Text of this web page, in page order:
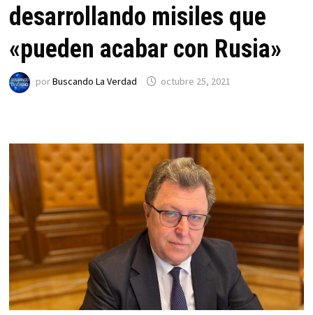
desarrollando misiles que
«pueden acabar con Rusia»
porBuscando La Verdad octubre 25, 2021